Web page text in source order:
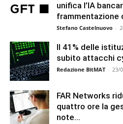
unifica l’IA
frammentazione
Stefano Castelnuovo -
Il 41% delle
subito attacchi
Redazione BitMAT - 23/
FAR Networks
quattro ore la
note...